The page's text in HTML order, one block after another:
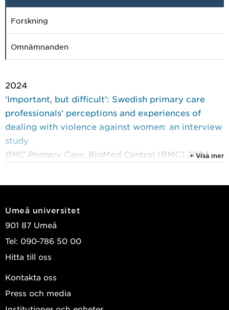
Forskning
Omnämnanden
2024
‘Important, but difficult’: Swedish primary care
professionals’ perceptions and experiences of
dealing with violence against women: an interview
study
BMC Primary Care, BioMed Central (BMC) 2024,
care of obstetric anal sphincter injuries - A critical
frame analysis
Midwifery, Elsevier 2023, Vol. 119
Persson, Margareta; Lindberg, Inger; Öhman, Ann
2023
+ Visa mer
Umeå universitet
901 87 Umeå
Tel: 090-786 50 00
Hitta till oss
Kontakta oss
Press och media